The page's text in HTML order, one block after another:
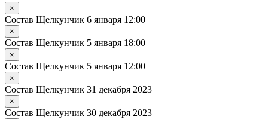
×
Состав Щелкунчик 6 января 12:00
×
Состав Щелкунчик 5 января 18:00
×
Состав Щелкунчик 5 января 12:00
×
Состав Щелкунчик 31 декабря 2023
×
Состав Щелкунчик 30 декабря 2023